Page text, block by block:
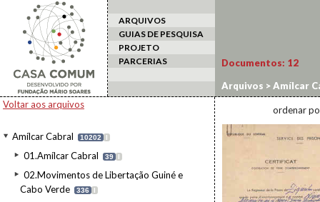
ARQUIVOS
GUIAS DE PESQUISA
PROJETO
PARCERIAS
Voltar aos arquivos
Amílcar Cabral 10202 I
01.Amílcar Cabral 39 I
02.Movimentos de Libertação Guiné e
Cabo Verde
336 I
Documentos: 12
Arquivos >Amílcar
ordenar